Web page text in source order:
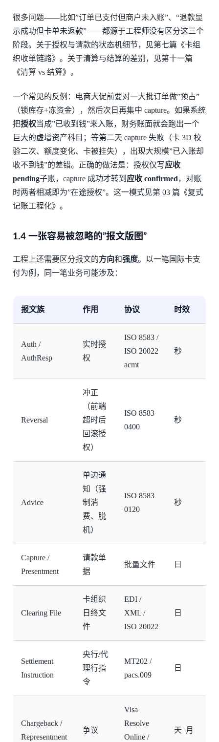
很多问题——比如”订单已支付但商户未入账”、“退款显
示成功但卡单未返款”——都源于工程师没有区分这三个
阶段。关于授权与请款的状态机细节，见第七篇《卡组
织收单链路》。关于清算与结算的差别，见第十一篇
《清算 vs 结算》。
一个常见的反例：电商大促前要对一大批订单做”预占”
（锁库存+冻资金），然后次日再集中 capture。如果系统
把授权当成”已收到钱”来入账，财务账面就会跑出一个
巨大的虚增资产科目；等第二天 capture 失败（卡 3D 校
验二次、额度变化、卡被挂失），出现大规模”已入账却
收不到钱”的差错。正确的做法是：授权仅写应收
pending子账，capture 成功才转到 应收 confirmed，对账
时两者相减即为”在途授权”。这一模式见第 03 篇《复式
记账工程化》。
1.4 一张容易被忽略的”报文版图”
工程上还需要区分报文的方向和强度。以一笔国际卡支
付为例，同一笔业务可能涉及：
报文族 作用 协议 时效
Auth /
AuthResp
实时授
权
ISO 8583 /
ISO 20022
acmt
秒
Reversal
冲正
（前端
超时后
回滚授
权）
ISO 8583
0400
秒
Advice
单边通
知（强
制消
费、脱
机）
ISO 8583
0120
秒
Capture /
Presentment
请款单
据
批量文件 日
Clearing File
卡组织
日终文
件
EDI /
XML /
ISO 20022
日
Settlement
Instruction
央行/代
理行指
令
MT202 /
pacs.009
日
Chargeback /
Representment
争议
Visa
Resolve
Online /
天–月